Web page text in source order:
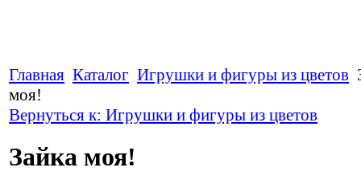
Главная Каталог Игрушки и фигуры из цветов
моя!
Вернуться к: Игрушки и фигуры из цветов
Зайка моя!